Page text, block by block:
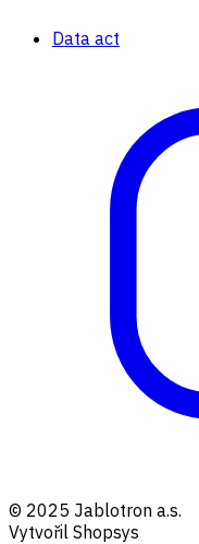
Data act
© 2025 Jablotron a.s.
Vytvořil Shopsys